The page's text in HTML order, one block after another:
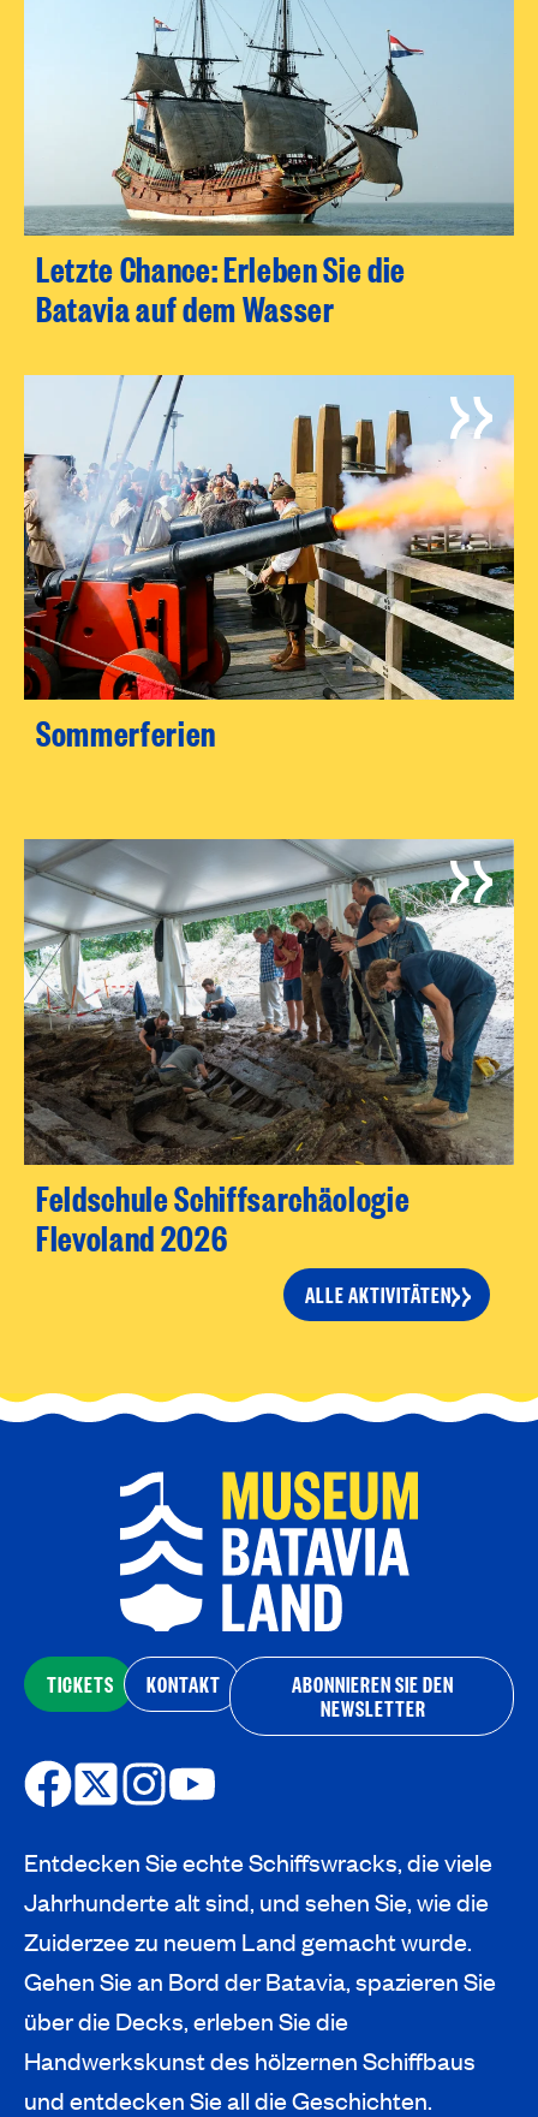
Letzte Chance: Erleben Sie die
Batavia auf dem Wasser
Sommerferien
Feldschule Schiffsarchäologie
Flevoland 2026
ALLE AKTIVITÄTEN
TICKETS KONTAKT
ABONNIEREN SIE DEN
NEWSLETTER
Entdecken Sie echte Schiffswracks, die viele
Jahrhunderte alt sind, und sehen Sie, wie die
Zuiderzee zu neuem Land gemacht wurde.
Gehen Sie an Bord der Batavia, spazieren Sie
über die Decks, erleben Sie die
Handwerkskunst des hölzernen Schiffbaus
und entdecken Sie all die Geschichten.